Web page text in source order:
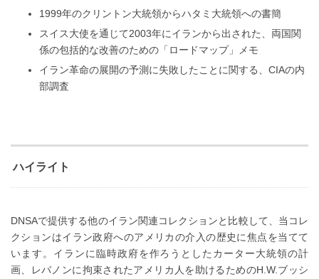
1999年のクリントン大統領からハタミ大統領への書簡
スイス大使を通じて2003年にイランから出された、両国関
係の包括的な改善のための「ロードマップ」メモ
イラン革命の展開の予測に失敗したことに関する、CIAの内
部調査
ハイライト
DNSAで提供する他のイラン関連コレクションと比較して、当コレ
クションはイラン政府へのアメリカの介入の歴史に焦点を当てて
います。イランに臨時政府を作ろうとしたカーター大統領の計
画、レバノンに拘束されたアメリカ人を助けるためのH.W.ブッシ